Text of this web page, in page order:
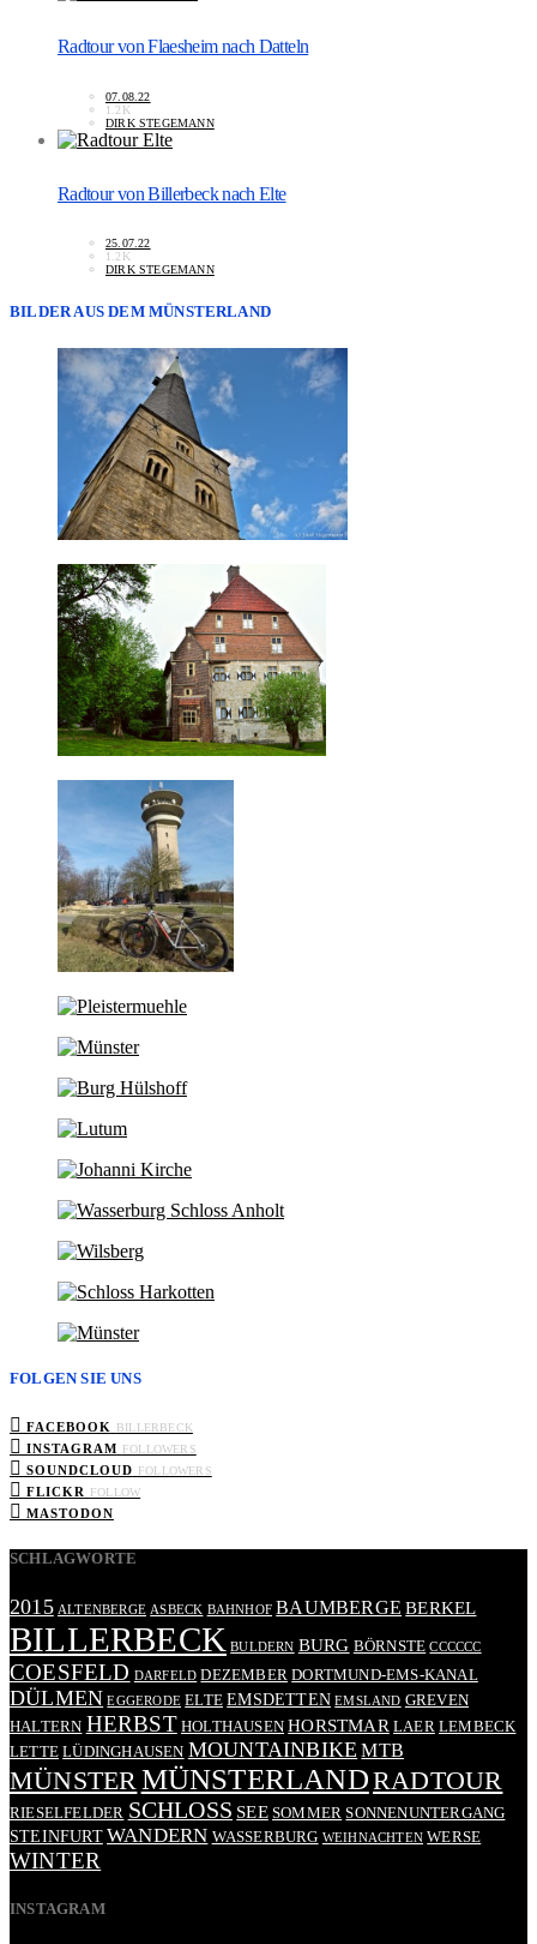
Radtour von Flaesheim nach Datteln
07.08.22
1.2K
DIRK STEGEMANN
Radtour von Billerbeck nach Elte
25.07.22
1.2K
DIRK STEGEMANN
BILDER AUS DEM MÜNSTERLAND
FOLGEN SIE UNS
FACEBOOK BILLERBECK
INSTAGRAM FOLLOWERS
SOUNDCLOUD FOLLOWERS
FLICKR FOLLOW
MASTODON
SCHLAGWORTE
2015 ALTENBERGE ASBECK BAHNHOF BAUMBERGE BERKEL
BILLERBECK BULDERN BURG BÖRNSTE CCCCCC
COESFELD DARFELD DEZEMBER DORTMUND-EMS-KANAL
DÜLMEN EGGERODE ELTE EMSDETTEN EMSLAND GREVEN
HALTERN HERBST HOLTHAUSEN HORSTMAR LAER LEMBECK
LETTE LÜDINGHAUSEN MOUNTAINBIKE MTB
MÜNSTER MÜNSTERLANDRADTOUR
RIESELFELDER SCHLOSS SEE SOMMER SONNENUNTERGANG
STEINFURT WANDERN WASSERBURG WEIHNACHTEN WERSE
WINTER
INSTAGRAM